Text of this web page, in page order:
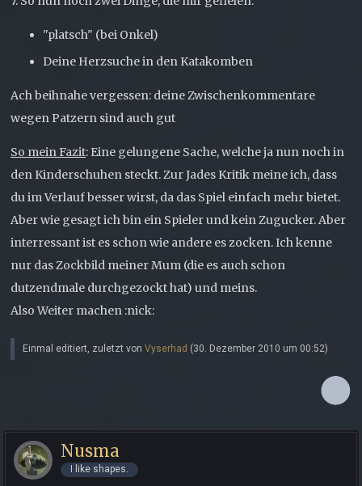
"platsch" (bei Onkel)
Deine Herzsuche in den Katakomben
Ach beihnahe vergessen: deine Zwischenkommentare
wegen Patzern sind auch gut
So mein Fazit: Eine gelungene Sache, welche ja nun noch in
den Kinderschuhen steckt. Zur Jades Kritik meine ich, dass
du im Verlauf besser wirst, da das Spiel einfach mehr bietet.
Aber wie gesagt ich bin ein Spieler und kein Zugucker. Aber
interressant ist es schon wie andere es zocken. Ich kenne
nur das Zockbild meiner Mum (die es auch schon
dutzendmale durchgezockt hat) und meins.
Also Weiter machen :nick:
Einmal editiert, zuletzt von Vyserhad (30. Dezember 2010 um 00:52)
Nusma
I like shapes.